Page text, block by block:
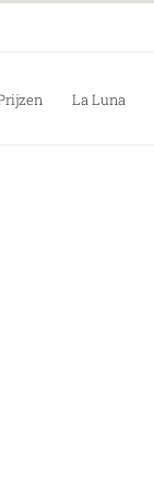
La Luna